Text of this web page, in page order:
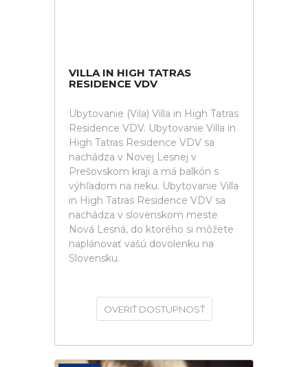
VILLA IN HIGH TATRAS
RESIDENCE VDV
Ubytovanie (Vila) Villa in High Tatras
Residence VDV. Ubytovanie Villa in
High Tatras Residence VDV sa
nachádza v Novej Lesnej v
Prešovskom kraji a má balkón s
výhľadom na rieku. Ubytovanie Villa
in High Tatras Residence VDV sa
nachádza v slovenskom meste
Nová Lesná, do ktorého si môžete
naplánovať vašú dovolenku na
Slovensku.
OVERIŤ DOSTUPNOSŤ